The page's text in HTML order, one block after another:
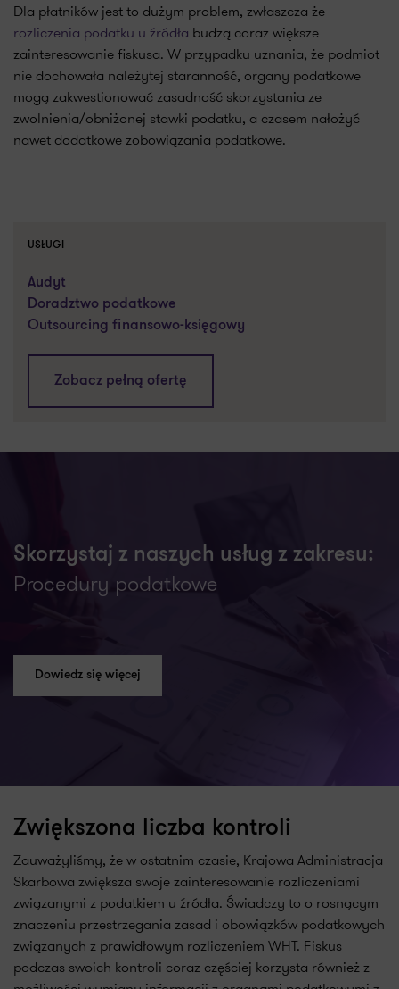
Dla płatników jest to dużym problem, zwłaszcza że
rozliczenia podatku u źródła budzą coraz większe
zainteresowanie fiskusa. W przypadku uznania, że podmiot
nie dochowała należytej staranność, organy podatkowe
mogą zakwestionować zasadność skorzystania ze
zwolnienia/obniżonej stawki podatku, a czasem nałożyć
nawet dodatkowe zobowiązania podatkowe.
USŁUGI
Audyt
Doradztwo podatkowe
Outsourcing finansowo-księgowy
Zobacz pełną ofertę
Skorzystaj z naszych usług z zakresu:
Procedury podatkowe
Dowiedz się więcej
Zwiększona liczba kontroli
Zauważyliśmy, że w ostatnim czasie, Krajowa Administracja
Skarbowa zwiększa swoje zainteresowanie rozliczeniami
związanymi z podatkiem u źródła. Świadczy to o rosnącym
znaczeniu przestrzegania zasad i obowiązków podatkowych
związanych z prawidłowym rozliczeniem WHT. Fiskus
podczas swoich kontroli coraz częściej korzysta również z